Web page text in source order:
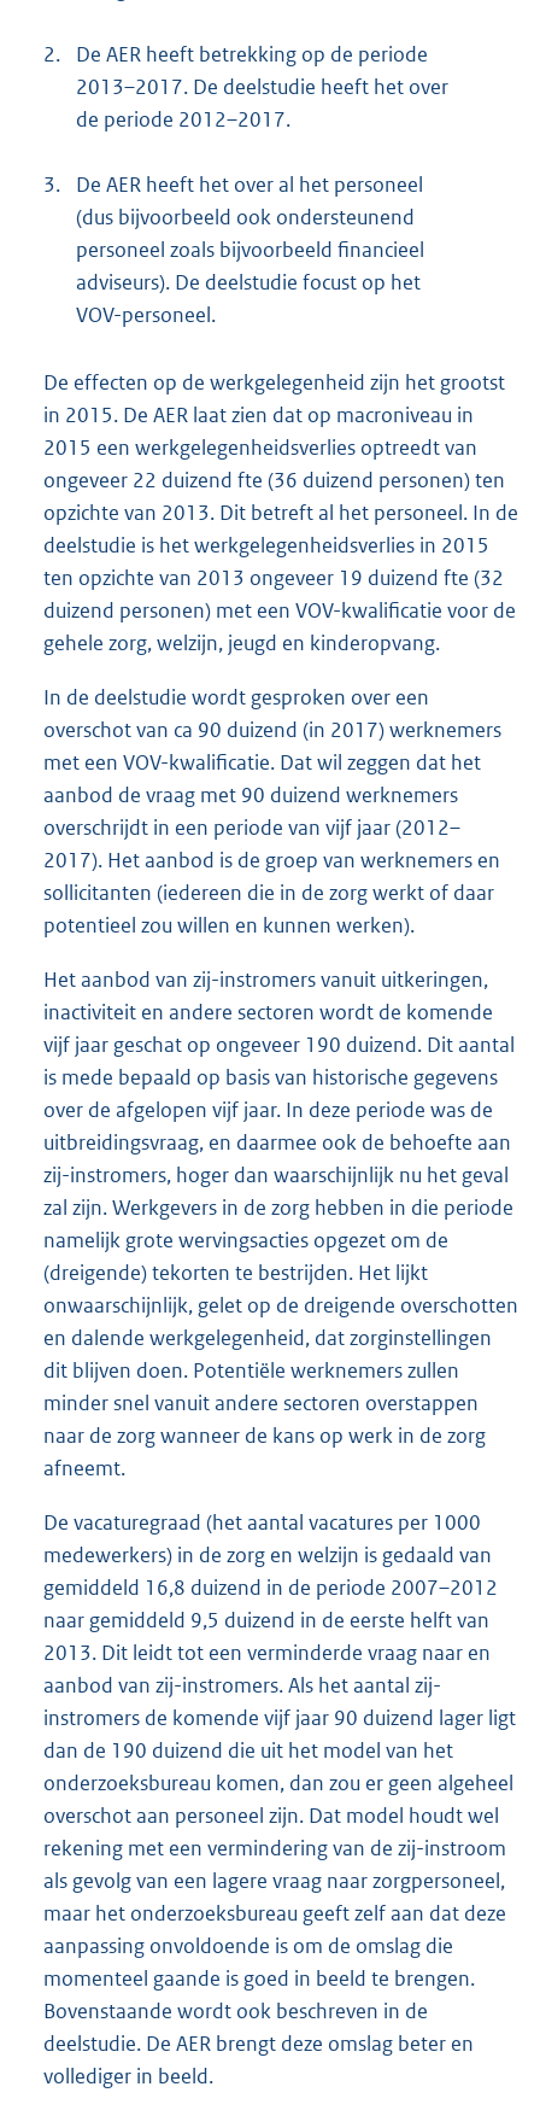
2.
De AER heeft betrekking op de periode
2013–2017. De deelstudie heeft het over
de periode 2012–2017.
3.
De AER heeft het over al het personeel
(dus bijvoorbeeld ook ondersteunend
personeel zoals bijvoorbeeld financieel
adviseurs). De deelstudie focust op het
VOV-personeel.
De effecten op de werkgelegenheid zijn het grootst
in 2015. De AER laat zien dat op macroniveau in
2015 een werkgelegenheidsverlies optreedt van
ongeveer 22 duizend fte (36 duizend personen) ten
opzichte van 2013. Dit betreft al het personeel. In de
deelstudie is het werkgelegenheidsverlies in 2015
ten opzichte van 2013 ongeveer 19 duizend fte (32
duizend personen) met een VOV-kwalificatie voor de
gehele zorg, welzijn, jeugd en kinderopvang.
In de deelstudie wordt gesproken over een
overschot van ca 90 duizend (in 2017) werknemers
met een VOV-kwalificatie. Dat wil zeggen dat het
aanbod de vraag met 90 duizend werknemers
overschrijdt in een periode van vijf jaar (2012–
2017). Het aanbod is de groep van werknemers en
sollicitanten (iedereen die in de zorg werkt of daar
potentieel zou willen en kunnen werken).
Het aanbod van zij-instromers vanuit uitkeringen,
inactiviteit en andere sectoren wordt de komende
vijf jaar geschat op ongeveer 190 duizend. Dit aantal
is mede bepaald op basis van historische gegevens
over de afgelopen vijf jaar. In deze periode was de
uitbreidingsvraag, en daarmee ook de behoefte aan
zij-instromers, hoger dan waarschijnlijk nu het geval
zal zijn. Werkgevers in de zorg hebben in die periode
namelijk grote wervingsacties opgezet om de
(dreigende) tekorten te bestrijden. Het lijkt
onwaarschijnlijk, gelet op de dreigende overschotten
en dalende werkgelegenheid, dat zorginstellingen
dit blijven doen. Potentiële werknemers zullen
minder snel vanuit andere sectoren overstappen
naar de zorg wanneer de kans op werk in de zorg
afneemt.
De vacaturegraad (het aantal vacatures per 1000
medewerkers) in de zorg en welzijn is gedaald van
gemiddeld 16,8 duizend in de periode 2007–2012
naar gemiddeld 9,5 duizend in de eerste helft van
2013. Dit leidt tot een verminderde vraag naar en
aanbod van zij-instromers. Als het aantal zij-
instromers de komende vijf jaar 90 duizend lager ligt
dan de 190 duizend die uit het model van het
onderzoeksbureau komen, dan zou er geen algeheel
overschot aan personeel zijn. Dat model houdt wel
rekening met een vermindering van de zij-instroom
als gevolg van een lagere vraag naar zorgpersoneel,
maar het onderzoeksbureau geeft zelf aan dat deze
aanpassing onvoldoende is om de omslag die
momenteel gaande is goed in beeld te brengen.
Bovenstaande wordt ook beschreven in de
deelstudie. De AER brengt deze omslag beter en
vollediger in beeld.